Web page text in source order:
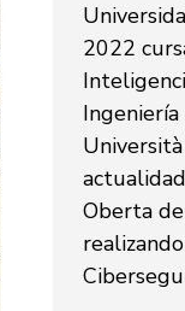
2022
Oberta